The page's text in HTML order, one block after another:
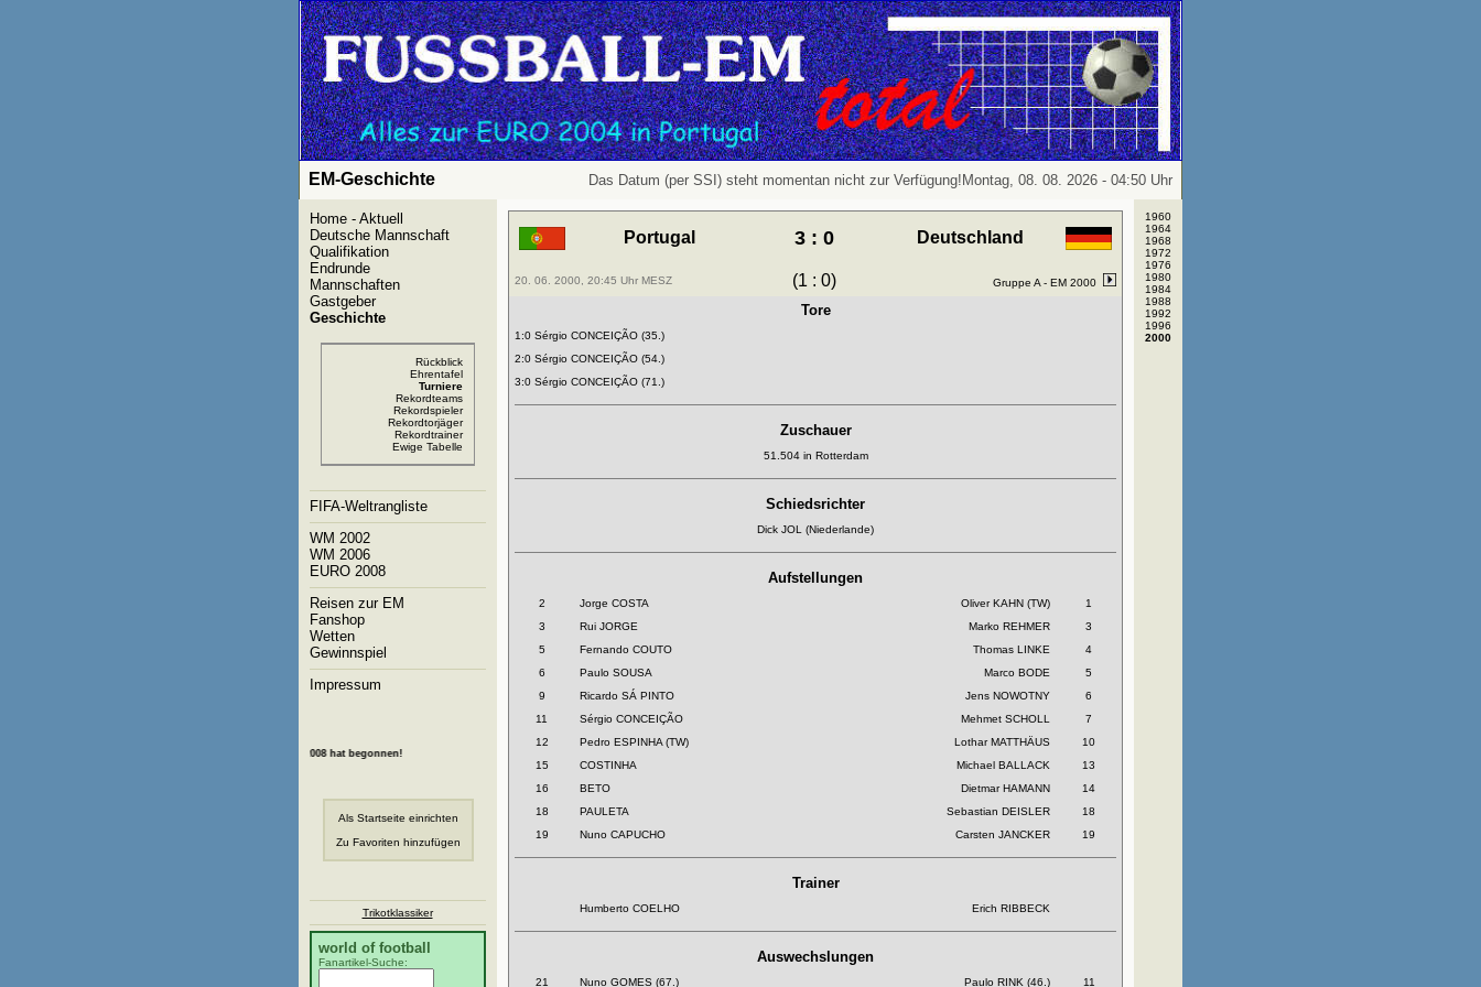
EM-Geschichte Das Datum (per SSI) steht momentan nicht zur Verfügung!Montag, 08. 08. 2026 - 04:50 Uhr
Home - Aktuell
Deutsche Mannschaft
Qualifikation
Endrunde
Mannschaften
Gastgeber
Geschichte
Rückblick
Ehrentafel
Turniere
Rekordteams
Rekordspieler
Rekordtorjäger
Rekordtrainer
Ewige Tabelle
FIFA-Weltrangliste
WM 2002
WM 2006
EURO 2008
Reisen zur EM
Fanshop
Wetten
Gewinnspiel
Impressum
Die Fußball-EM 2008 hat begonnen!
Als Startseite einrichten
Zu Favoriten hinzufügen
Trikotklassiker
world of football
Fanartikel-Suche:
Portugal 3 : 0 Deutschland
20. 06. 2000, 20:45 Uhr MESZ (1 : 0) Gruppe A - EM 2000
Tore
1:0 Sérgio CONCEIÇÃO (35.)
2:0 Sérgio CONCEIÇÃO (54.)
3:0 Sérgio CONCEIÇÃO (71.)
Zuschauer
51.504 in Rotterdam
Schiedsrichter
Dick JOL (Niederlande)
Aufstellungen
2 Jorge COSTA Oliver KAHN (TW)
1
3
Rui JORGE Marko REHMER
3
5
Fernando COUTO Thomas LINKE
4
6
Paulo SOUSA Marco BODE
5
9
Ricardo SÁ PINTO Jens NOWOTNY
6
11
Sérgio CONCEIÇÃO Mehmet SCHOLL
7
12
Pedro ESPINHA (TW) Lothar MATTHÄUS
10
15
COSTINHA Michael BALLACK
13
16
BETO Dietmar HAMANN
14
18
PAULETA Sebastian DEISLER
18
19
Nuno CAPUCHO Carsten JANCKER 19
Trainer
Humberto COELHO Erich RIBBECK
Auswechslungen
21 Nuno GOMES (67.) Paulo RINK (46.) 11
1960
1964
1968
1972
1976
1980
1984
1988
1992
1996
2000